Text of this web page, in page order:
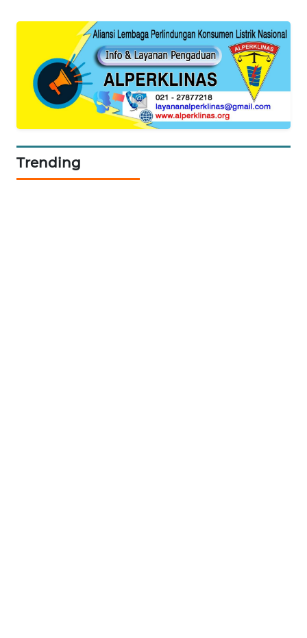
Trending
KONSUMEN
FORWAMKI
FORJASIDA